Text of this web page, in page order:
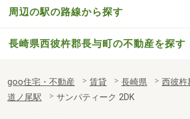
周辺の駅の路線から探す
長崎県西彼杵郡長与町の不動産を探す
goo住宅・不動産 賃貸 長崎県
西彼杵
道ノ尾駅
サンパティーク 2DK